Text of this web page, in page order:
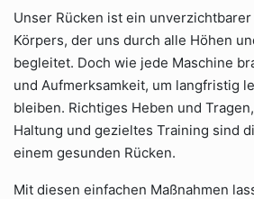
Unser Rücken ist ein
Körpers, der uns durch alle Höhen
begleitet. Doch wie jede Maschine
und Aufmerksamkeit, um langfristig
bleiben. Richtiges Heben und
Haltung und gezieltes Training sind
einem gesunden Rücken.
Mit diesen einfachen Maßnahmen